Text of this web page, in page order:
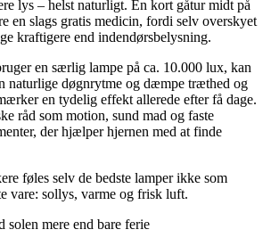
lys – helst naturligt. En kort gåtur midt på
en slags gratis medicin, fordi selv overskyet
kraftigere end indendørsbelysning.
en særlig lampe på ca. 10.000 lux, kan
naturlige døgnrytme og dæmpe træthed og
en tydelig effekt allerede efter få dage.
råd som motion, sund mad og faste
der hjælper hjernen med at finde
føles selv de bedste lamper ikke som
vare: sollys, varme og frisk luft.
solen mere end bare ferie